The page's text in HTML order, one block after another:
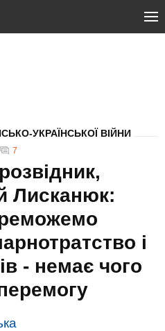
УКРАЇНСЬКОЇ ВІЙНИ
7
Лисканюк:
і
- немає чого